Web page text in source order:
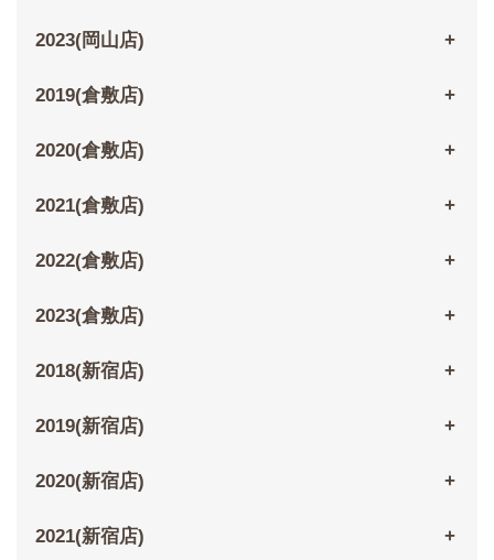
2023(岡山店)
2019(倉敷店)
2020(倉敷店)
2021(倉敷店)
2022(倉敷店)
2023(倉敷店)
2018(新宿店)
2019(新宿店)
2020(新宿店)
2021(新宿店)